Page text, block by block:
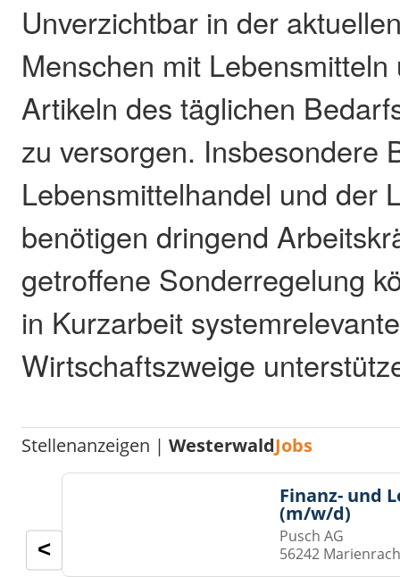
Unverzichtbar in der
Menschen mit
Artikeln des täglichen
zu versorgen. Insbesondere
Lebensmittelhandel und der
benötigen dringend
getroffene Sonderregelung
in Kurzarbeit systemrelevante
Wirtschaftszweige
Stellenanzeigen |WesterwaldJobs
Finanz- und
(m/w/d)
Pusch AG
56242
<